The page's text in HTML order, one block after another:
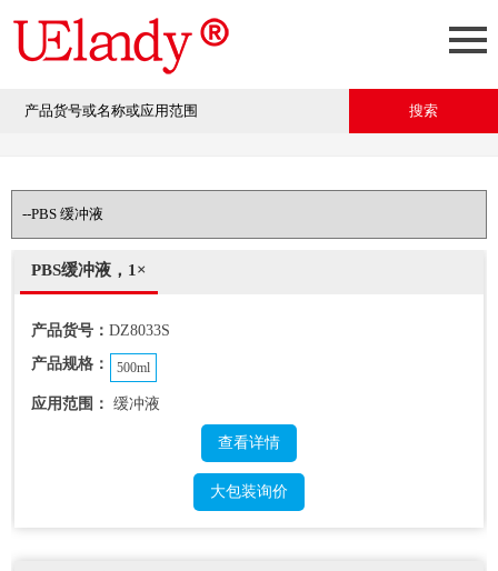
PBS缓冲液，1×
产品货号： DZ8033S
产品规格：
500ml
应用范围： 缓冲液
查看详情
大包装询价